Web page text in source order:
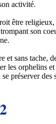
activité.
être religieux,
son
et sans tache,
les orphelins
préserver des